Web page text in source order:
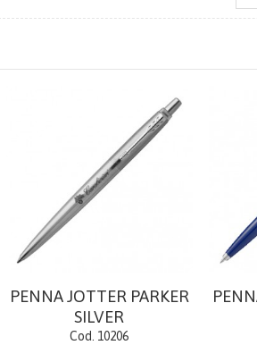
PENNA JOTTER PARKER
SILVER
Cod. 10206